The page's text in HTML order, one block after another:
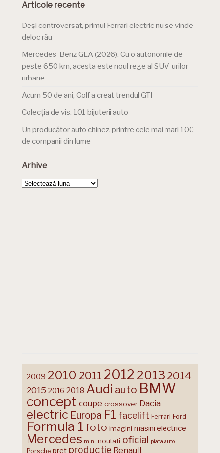
Articole recente
Deși controversat, primul Ferrari electric nu se vinde
deloc rău
Mercedes-Benz GLA (2026). Cu o autonomie de
peste 650 km, acesta este noul rege al SUV-urilor
urbane
Acum 50 de ani, Golf a creat trendul GTI
Colecția de vis. 101 bijuterii auto
Un producător auto chinez, printre cele mai mari 100
de companii din lume
Arhive
Arhive
2009 2010 2011 2012 2013 2014
2015 2016 2018 Audi auto BMW
concept coupe crossover Dacia
electric Europa F1 facelift Ferrari Ford
Formula 1 foto imagini masini electrice
Mercedes mini noutati oficial piata auto
Porsche pret productie Renault